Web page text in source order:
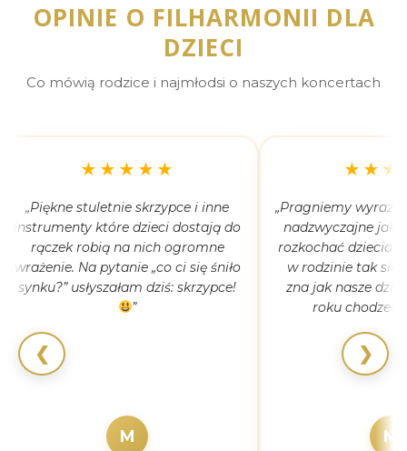
OPINIE O FILHARMONII DLA
DZIECI
Co mówią rodzice i najmłodsi o naszych koncertach
❮
★★★★★
„Piękne stuletnie skrzypce i inne
instrumenty które dzieci dostają do
rączek robią na nich ogromne
wrażenie. Na pytanie „co ci się śniło
synku?” usłyszałam dziś: skrzypce!
”
M
„Pragniemy wyrazić
nadzwyczajne jak
rozkochać
w rodzinie tak się
zna jak nasze
roku
M
❯